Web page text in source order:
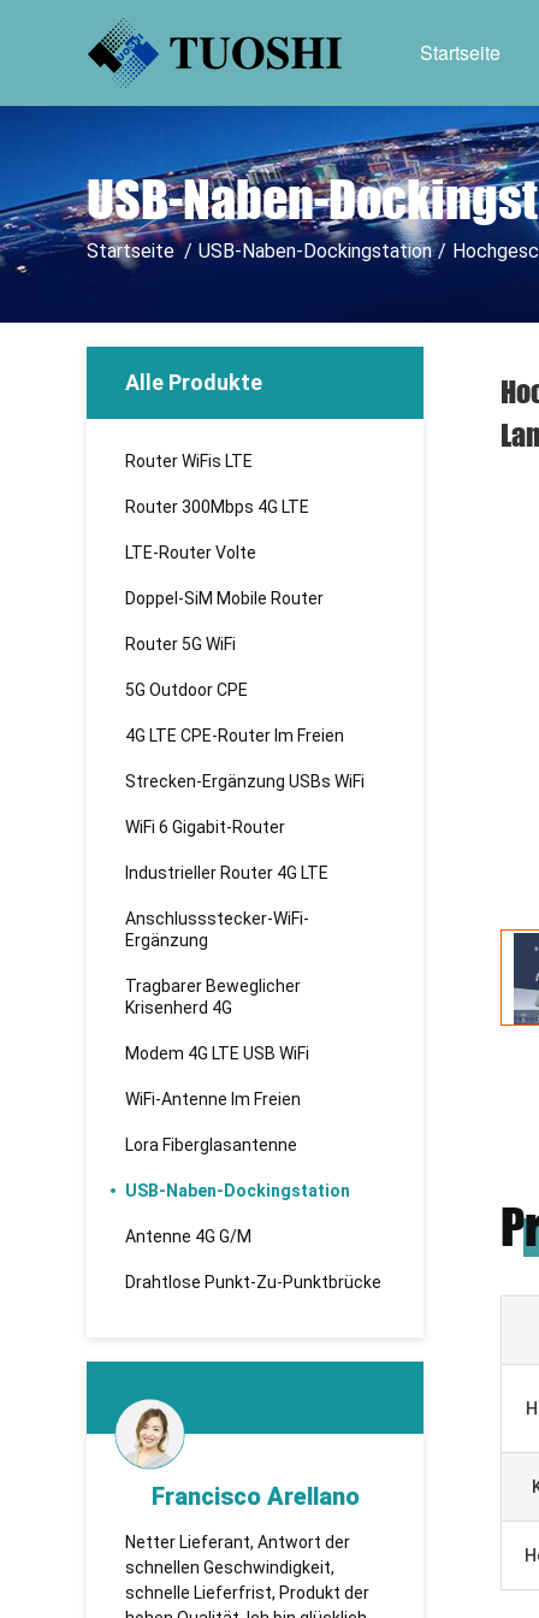
Startseite
USB-Naben-
Startseite / USB-Naben-Dockingstation /
Alle Produkte
Router WiFis LTE
Router 300Mbps 4G LTE
LTE-Router Volte
Doppel-SiM Mobile Router
Router 5G WiFi
5G Outdoor CPE
4G LTE CPE-Router Im Freien
Strecken-Ergänzung USBs WiFi
WiFi 6 Gigabit-Router
Industrieller Router 4G LTE
Anschlussstecker-WiFi-
Ergänzung
Tragbarer Beweglicher
Krisenherd 4G
Modem 4G LTE USB WiFi
WiFi-Antenne Im Freien
Lora Fiberglasantenne
USB-Naben-Dockingstation
Antenne 4G G/M
Drahtlose Punkt-Zu-Punktbrücke
Francisco Arellano
Lieferant, Antwort der
Geschwindigkeit,
Lieferfrist, Produkt der
KHADBAATAR
TUOSHI - надежная
которая впервые
сотрудничество и имеет
Lan